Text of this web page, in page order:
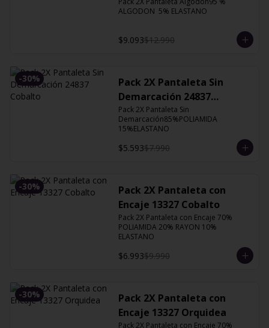
ALGODON  5% ELASTANO
$9.093$12.990
-30%
Pack 2X Pantaleta Sin
Demarcación 24837
Cobalto
Pack 2X Pantaleta Sin
Demarcación85%POLIAMIDA
15%ELASTANO
$5.593$7.990
-30%
Pack 2X Pantaleta con
Encaje 13327 Cobalto
Pack 2X Pantaleta con Encaje 70%
POLIAMIDA 20% RAYON 10%
ELASTANO
$6.993$9.990
-30%
Pack 2X Pantaleta con
Encaje 13327 Orquidea
Pack 2X Pantaleta con Encaje 70%